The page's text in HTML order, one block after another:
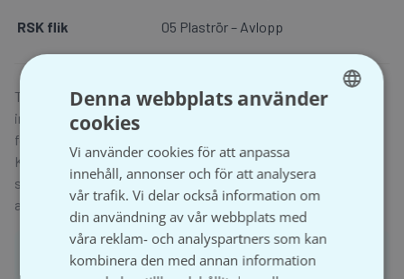
RSK flik 05 Plaströr – Avlopp
Tri+ Böj 15° är en vinklad avloppskoppling i plast för
inomhusbruk. Den är en del av Valsir Triplus®-systemet, känt
för sina ljuddämpande egenskaper och enkla installation.
Kopplingen ger absolut täthet och är lämplig för
spillvattensystem med höga och låga temperaturer,
avloppsventilation samt dagvattenavledning.
För att handla och se prisuppgifter på Våtrumsgross
behöver du ha ett registrerat företag och aktivt ett
Denna webbplats använder
cookies
Vi använder cookies för att anpassa
innehåll, annonser och för att analysera
vår trafik. Vi delar också information om
din användning av vår webbplats med
våra reklam- och analyspartners som kan
kombinera den med annan information